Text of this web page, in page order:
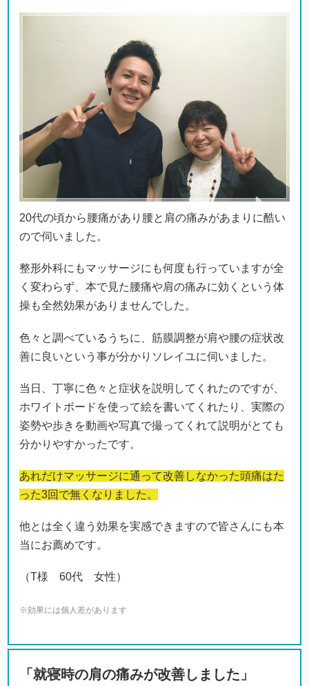
20代の頃から腰痛があり腰と肩の痛みがあまりに酷い
ので伺いました。
整形外科にもマッサージにも何度も行っていますが全
く変わらず、本で見た腰痛や肩の痛みに効くという体
操も全然効果がありませんでした。
色々と調べているうちに、筋膜調整が肩や腰の症状改
善に良いという事が分かりソレイユに伺いました。
当日、丁寧に色々と症状を説明してくれたのですが、
ホワイトボードを使って絵を書いてくれたり、実際の
姿勢や歩きを動画や写真で撮ってくれて説明がとても
分かりやすかったです。
あれだけマッサージに通って改善しなかった頭痛はた
った3回で無くなりました。
他とは全く違う効果を実感できますので皆さんにも本
当にお薦めです。
（T様 60代 女性）
※効果には個人差があります
「就寝時の肩の痛みが改善しました」